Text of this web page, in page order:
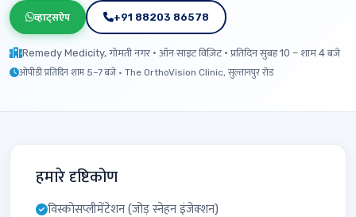
व्हाट्सऐप +91 88203 86578
Remedy Medicity, गोमती नगर · ऑन साइट विज़िट · प्रतिदिन सुबह 10 – शाम 4 बजे
ओपीडी प्रतिदिन शाम 5–7 बजे · The OrthoVision Clinic, सुल्तानपुर रोड
हमारे दृष्टिकोण
विस्कोसप्लीमेंटेशन (जोड़ स्नेहन इंजेक्शन)